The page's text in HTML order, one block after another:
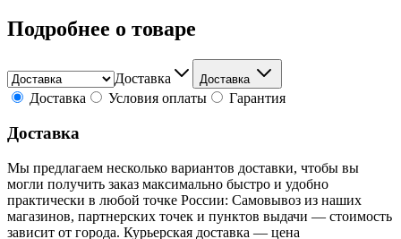
Подробнее о товаре
Доставка Доставка
Доставка Условия оплаты Гарантия
Доставка
Мы предлагаем несколько вариантов доставки, чтобы вы
могли получить заказ максимально быстро и удобно
практически в любой точке России: Самовывоз из наших
магазинов, партнерских точек и пунктов выдачи — стоимость
зависит от города. Курьерская доставка — цена